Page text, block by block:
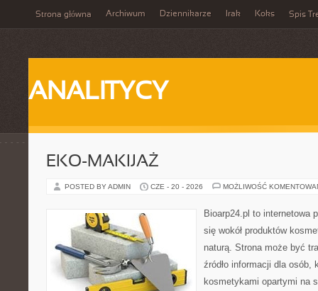
Strona główna Archiwum Dziennikarze Irak Koks Spis
ANALITYCY
EKO-MAKIJAŻ
POSTED BY ADMIN CZE - 20 - 2026 MOŻLIWOŚĆ
Bioarp24.pl to internetowa
się wokół produktów
naturą. Strona może być
źródło informacji dla osób,
kosmetykami opartymi na